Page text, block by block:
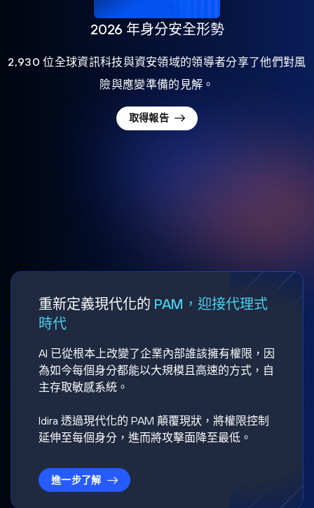
2026 年身分安全形勢
2,930 位全球資訊科技與資安領域的領導者分享了他們對風
險與應變準備的見解。
取得報告
重新定義現代化的 PAM，迎接代理式
時代
AI 已從根本上改變了企業內部誰該擁有權限，因
為如今每個身分都能以大規模且高速的方式，自
主存取敏感系統。
Idira 透過現代化的 PAM 顛覆現狀，將權限控制
延伸至每個身分，進而將攻擊面降至最低。
進一步了解